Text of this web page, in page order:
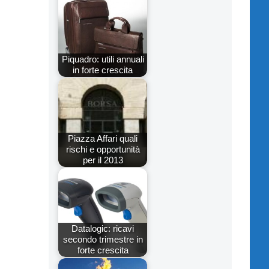
Piquadro: utili annuali
in forte crescita
Piazza Affari quali
rischi e opportunità
per il 2013
Datalogic: ricavi
secondo trimestre in
forte crescita